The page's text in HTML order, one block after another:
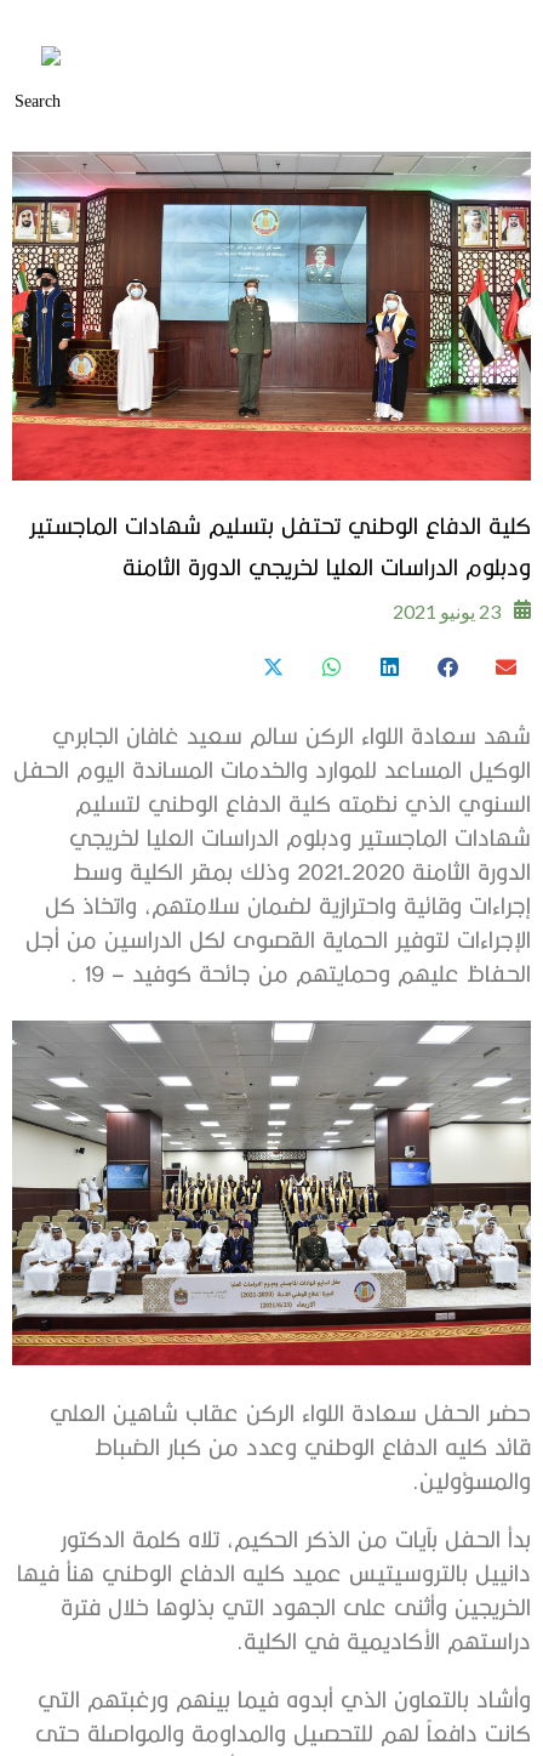
كلية الدفاع الوطني تحتفل بتسليم شهادات الماجستير
ودبلوم الدراسات العليا لخريجي الدورة الثامنة
23 يونيو 2021
شهد سعادة اللواء الركن سالم سعيد غافان الجابري
الوكيل المساعد للموارد والخدمات المساندة اليوم الحفل
السنوي الذي نظمته كلية الدفاع الوطني لتسليم
شهادات الماجستير ودبلوم الدراسات العليا لخريجي
الدورة الثامنة 2020-2021 وذلك بمقر الكلية وسط
إجراءات وقائية واحترازية لضمان سلامتهم، واتخاذ كل
الإجراءات لتوفير الحماية القصوى لكل الدراسين من أجل
الحفاظ عليهم وحمايتهم من جائحة كوفيد – 19 .
حضر الحفل سعادة اللواء الركن عقاب شاهين العلي
قائد كليه الدفاع الوطني وعدد من كبار الضباط
والمسؤولين.
بدأ الحفل بآيات من الذكر الحكيم، تلاه كلمة الدكتور
دانييل بالتروسيتيس عميد كليه الدفاع الوطني هنأ فيها
الخريجين وأثنى على الجهود التي بذلوها خلال فترة
دراستهم الأكاديمية في الكلية.
وأشاد بالتعاون الذي أبدوه فيما بينهم ورغبتهم التي
كانت دافعاً لهم للتحصيل والمداومة والمواصلة حتى